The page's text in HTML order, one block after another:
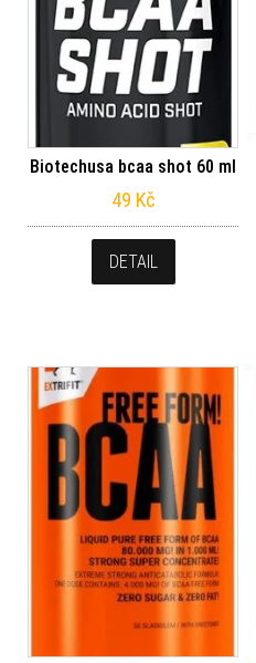
Biotechusa bcaa shot 60 ml
49 Kč
DETAIL